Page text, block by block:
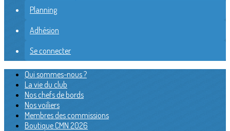
Planning
Adhésion
Se connecter
Qui sommes-nous ?
La vie du club
Nos chefs de bords
Nos voiliers
Membres des commissions
Boutique CMN 2026